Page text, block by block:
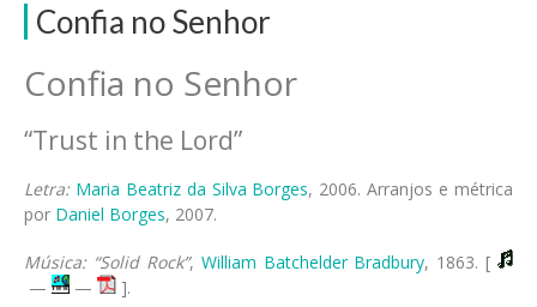
Confia no Senhor
Confia no Senhor
“Trust in the Lord”
Letra: Maria Beatriz da Silva Borges, 2006. Arranjos e métrica
por Daniel Borges, 2007.
Música: “Solid Rock”, William Batchelder Bradbury, 1863. [
—
— ].